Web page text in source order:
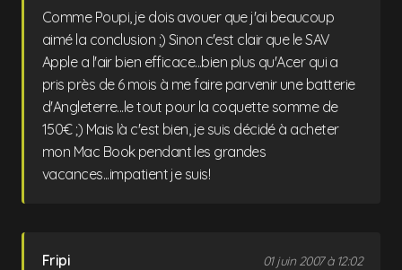
Comme Poupi, je dois avouer que j'ai beaucoup
aimé la conclusion ;) Sinon c'est clair que le SAV
Apple a l'air bien efficace...bien plus qu'Acer qui a
pris près de 6 mois à me faire parvenir une batterie
d'Angleterre...le tout pour la coquette somme de
150€ ;) Mais là c'est bien, je suis décidé à acheter
mon Mac Book pendant les grandes
vacances...impatient je suis!
Fripi 01 juin 2007 à 12:02